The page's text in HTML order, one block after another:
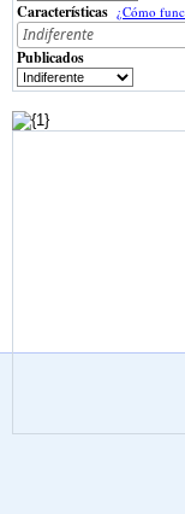
Características ¿Cómo
Publicados